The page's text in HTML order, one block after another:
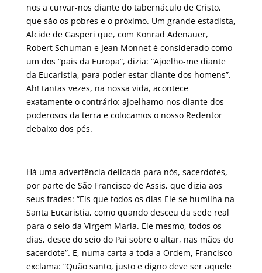
nos a curvar-nos diante do tabernáculo de Cristo,
que são os pobres e o próximo. Um grande estadista,
Alcide de Gasperi que, com Konrad Adenauer,
Robert Schuman e Jean Monnet é considerado como
um dos “pais da Europa”, dizia: “Ajoelho-me diante
da Eucaristia, para poder estar diante dos homens”.
Ah! tantas vezes, na nossa vida, acontece
exatamente o contrário: ajoelhamo-nos diante dos
poderosos da terra e colocamos o nosso Redentor
debaixo dos pés.
Há uma advertência delicada para nós, sacerdotes,
por parte de São Francisco de Assis, que dizia aos
seus frades: “Eis que todos os dias Ele se humilha na
Santa Eucaristia, como quando desceu da sede real
para o seio da Virgem Maria. Ele mesmo, todos os
dias, desce do seio do Pai sobre o altar, nas mãos do
sacerdote”. E, numa carta a toda a Ordem, Francisco
exclama: “Quão santo, justo e digno deve ser aquele